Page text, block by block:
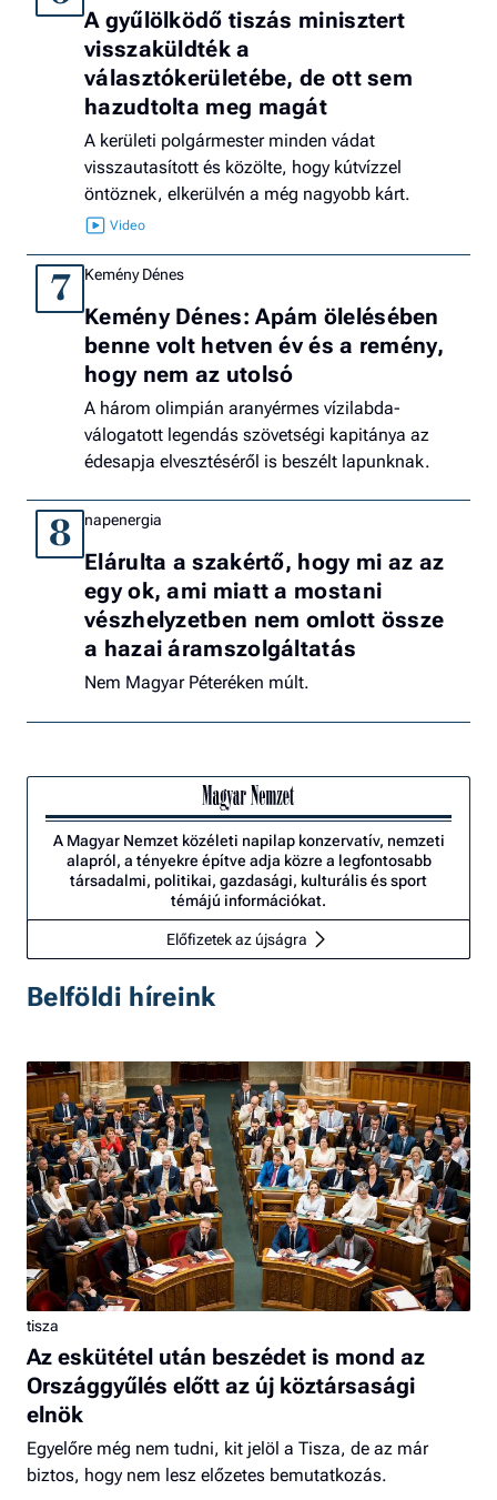
A gyűlölködő tiszás minisztert
visszaküldték a
választókerületébe, de ott sem
hazudtolta meg magát
A kerületi polgármester minden vádat
visszautasított és közölte, hogy kútvízzel
öntöznek, elkerülvén a még nagyobb kárt.
7 Kemény Dénes
Kemény Dénes: Apám ölelésében
benne volt hetven év és a remény,
hogy nem az utolsó
A három olimpián aranyérmes vízilabda-
válogatott legendás szövetségi kapitánya az
édesapja elvesztéséről is beszélt lapunknak.
8 napenergia
Elárulta a szakértő, hogy mi az az
egy ok, ami miatt a mostani
vészhelyzetben nem omlott össze
a hazai áramszolgáltatás
Nem Magyar Péteréken múlt.
A Magyar Nemzet közéleti napilap konzervatív, nemzeti
alapról, a tényekre építve adja közre a legfontosabb
társadalmi, politikai, gazdasági, kulturális és sport
témájú információkat.
Előfizetek az újságra
Belföldi híreink
tisza
Az eskütétel után beszédet is mond az
Országgyűlés előtt az új köztársasági
elnök
Egyelőre még nem tudni, kit jelöl a Tisza, de az már
biztos, hogy nem lesz előzetes bemutatkozás.